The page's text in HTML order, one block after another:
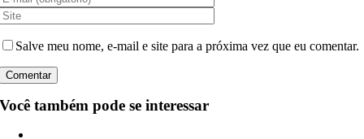
Salve meu nome, e-mail e site para a próxima vez que eu comentar.
Você também pode se interessar